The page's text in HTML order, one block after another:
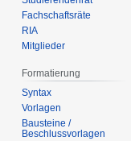
Fachschaftsräte
RIA
Mitglieder
Formatierung
Syntax
Vorlagen
Bausteine /
Beschlussvorlagen